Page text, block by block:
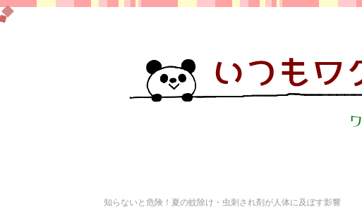
知らないと危険！夏の蚊除け・虫刺され剤が人体に及ぼす影響